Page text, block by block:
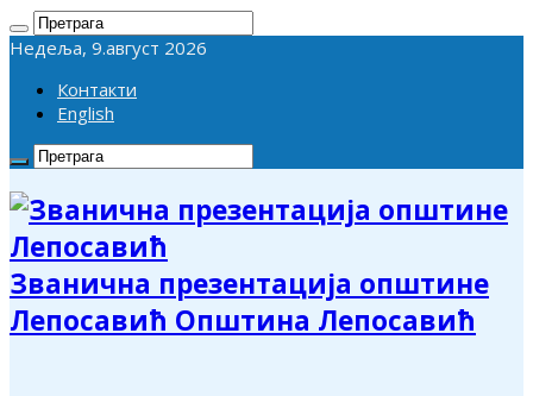
Недеља, 9.август 2026
Контакти
English
Званична презентација општине
Лепосавић Општина Лепосавић